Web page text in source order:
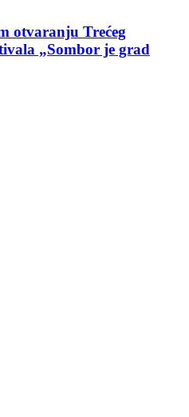
otvaranju Trećeg
„Sombor je grad